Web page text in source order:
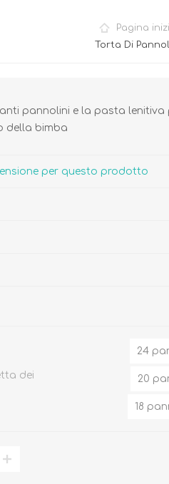
Cura del Corpo
Pagina
Torta Di
pannolini e la pasta lenitiva
della bimba
per questo prodotto
dei
24
20
18